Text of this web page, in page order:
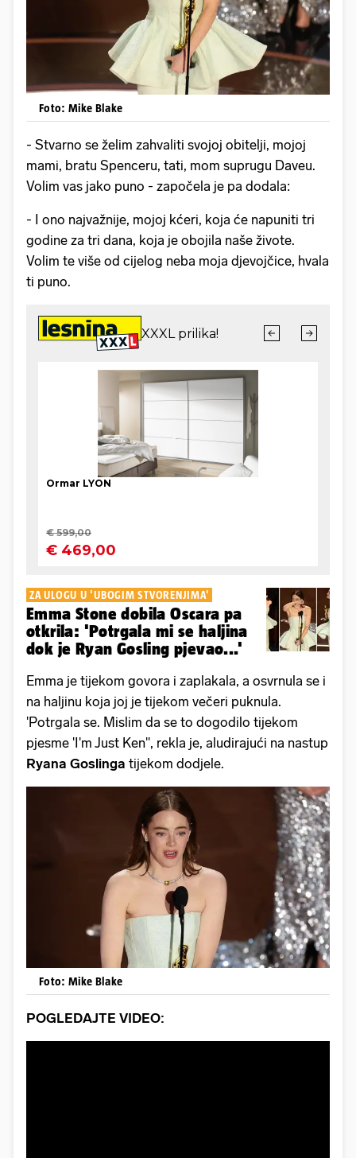
Foto: Mike Blake
- Stvarno se želim zahvaliti svojoj obitelji, mojoj
mami, bratu Spenceru, tati, mom suprugu Daveu.
Volim vas jako puno - započela je pa dodala:
- I ono najvažnije, mojoj kćeri, koja će napuniti tri
godine za tri dana, koja je obojila naše živote.
Volim te više od cijelog neba moja djevojčice, hvala
ti puno.
ZA ULOGU U 'UBOGIM STVORENJIMA'
Emma Stone dobila Oscara pa
otkrila: 'Potrgala mi se haljina
dok je Ryan Gosling pjevao...'
Emma je tijekom govora i zaplakala, a osvrnula se i
na haljinu koja joj je tijekom večeri puknula.
'Potrgala se. Mislim da se to dogodilo tijekom
pjesme 'I'm Just Ken'', rekla je, aludirajući na nastup
Ryana Goslinga tijekom dodjele.
Foto: Mike Blake
POGLEDAJTE VIDEO: